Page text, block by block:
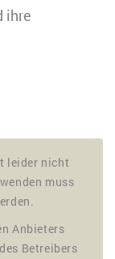
ihre
leider nicht
muss
Anbieters
Betreibers